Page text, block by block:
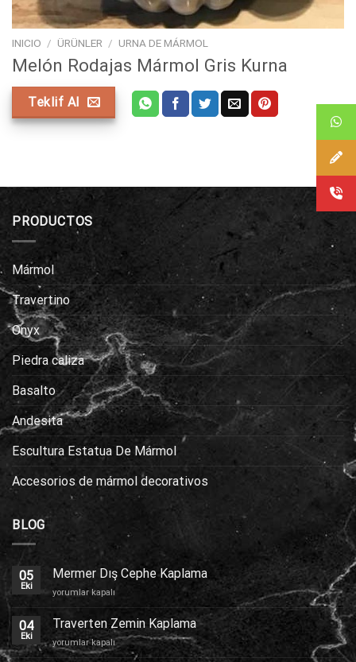
INICIO / ÜRÜNLER / URNA DE MÁRMOL
Melón Rodajas Mármol Gris Kurna
Teklif Al
PRODUCTOS
Mármol
Travertino
Onyx
Piedra caliza
Basalto
Andesita
Escultura Estatua De Mármol
Accesorios de mármol decorativos
BLOG
05
Eki
Mermer Dış Cephe Kaplama
Mermer
Dış
Cephe
Kaplama
için
yorumlar kapalı
04
Eki
Traverten Zemin Kaplama
Traverten
Zemin
yorumlar kapalı